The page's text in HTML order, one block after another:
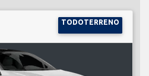
TODOTERRENO